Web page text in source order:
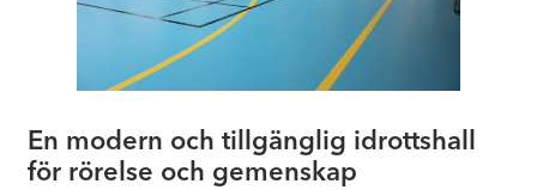
En modern och tillgänglig idrottshall
för rörelse och gemenskap